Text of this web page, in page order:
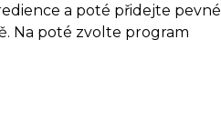
a poté přidejte pevné
Na poté zvolte program